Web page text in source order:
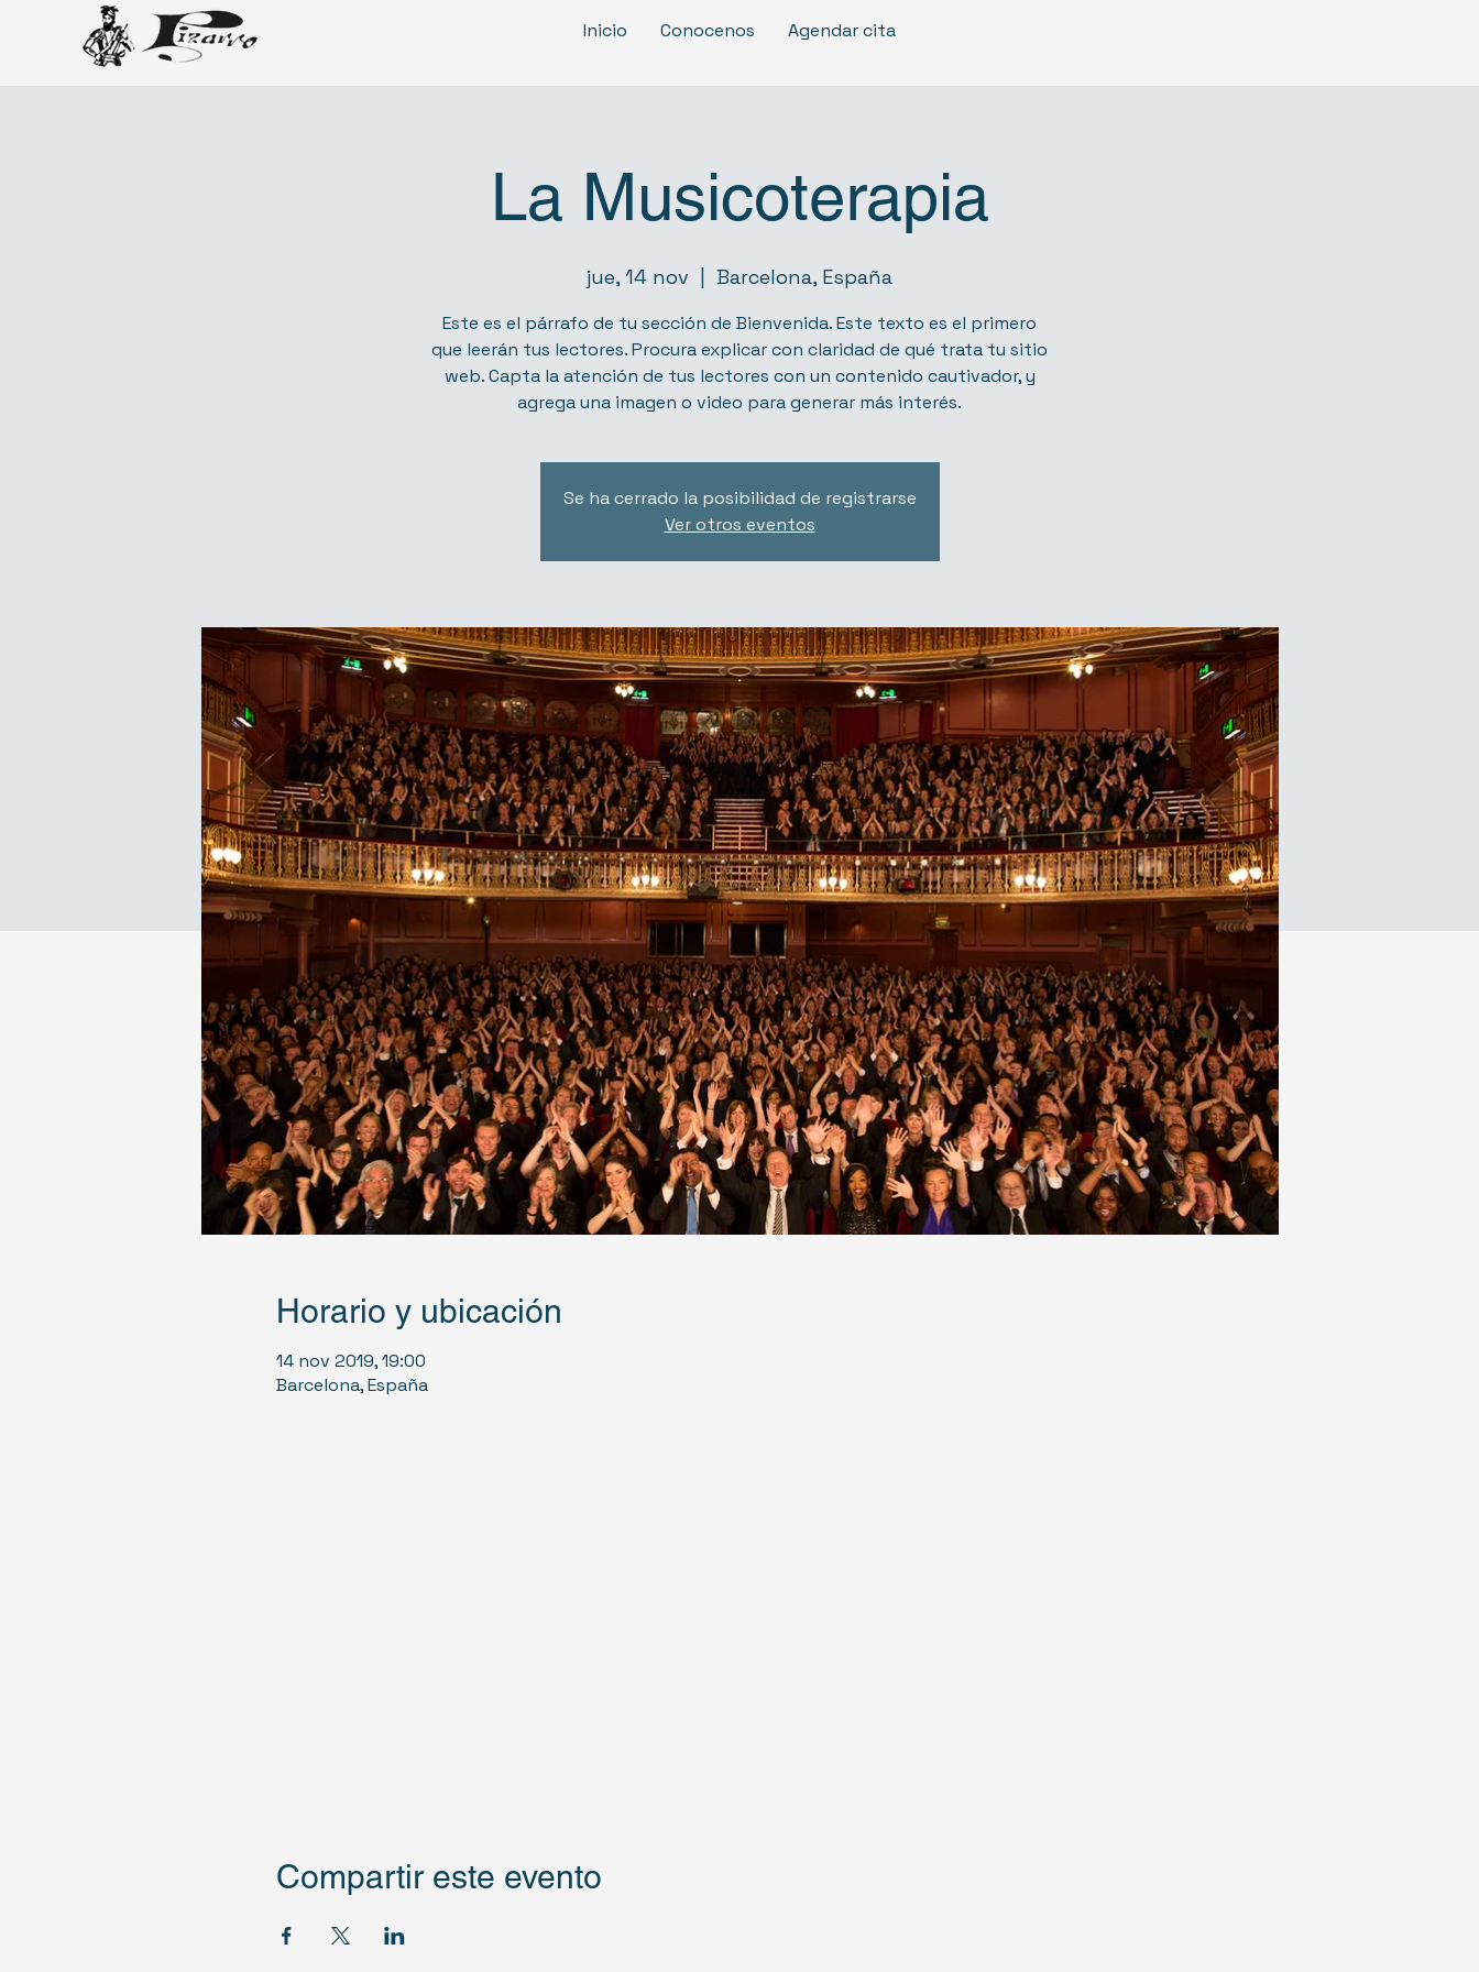
Inicio Conocenos Agendar cita
La Musicoterapia
jue, 14 nov Barcelona, España
Este es el párrafo de tu sección de Bienvenida. Este texto es el primero
que leerán tus lectores. Procura explicar con claridad de qué trata tu sitio
web. Capta la atención de tus lectores con un contenido cautivador, y
agrega una imagen o video para generar más interés.
Se ha cerrado la posibilidad de registrarse
Ver otros eventos
Horario y ubicación
14 nov 2019, 19:00
Barcelona, España
Compartir este evento